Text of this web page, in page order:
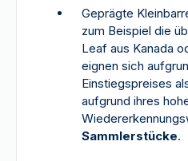
Geprägte
zum Beispiel die
Leaf aus Kanada
eignen sich
Einstiegspreises
aufgrund ihres
Sammlerstücke.